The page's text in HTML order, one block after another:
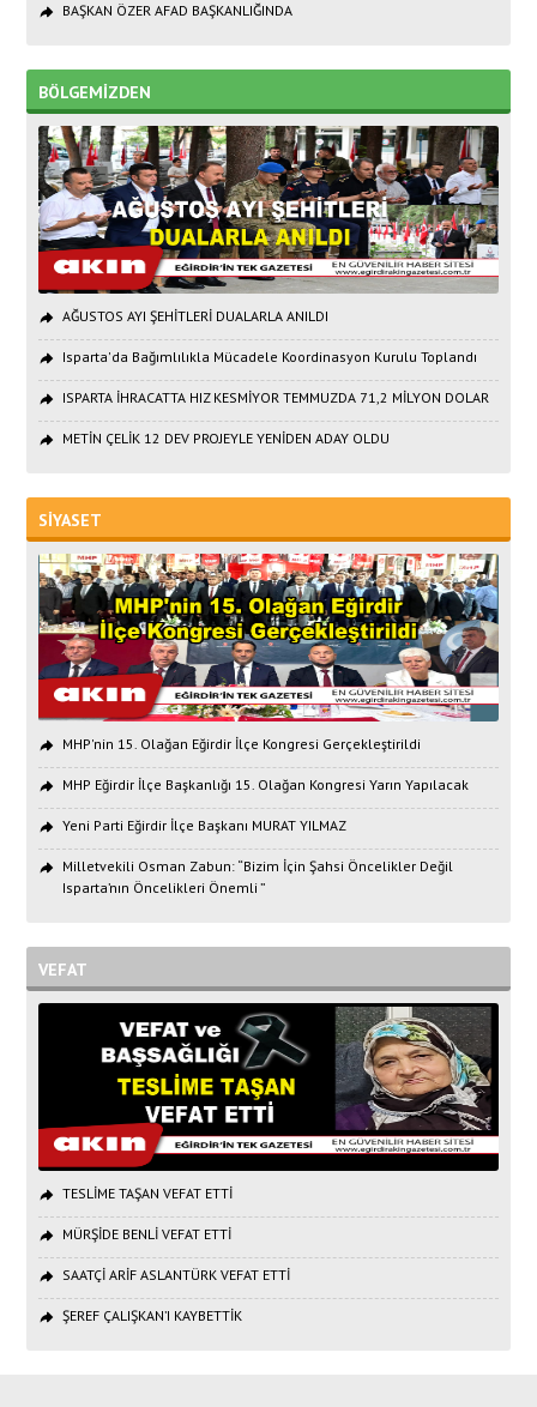
BAŞKAN ÖZER AFAD BAŞKANLIĞINDA
BÖLGEMİZDEN
AĞUSTOS AYI ŞEHİTLERİ DUALARLA ANILDI
Isparta'da Bağımlılıkla Mücadele Koordinasyon Kurulu Toplandı
ISPARTA İHRACATTA HIZ KESMİYOR TEMMUZDA 71,2 MİLYON DOLAR
METİN ÇELİK 12 DEV PROJEYLE YENİDEN ADAY OLDU
SİYASET
MHP'nin 15. Olağan Eğirdir İlçe Kongresi Gerçekleştirildi
MHP Eğirdir İlçe Başkanlığı 15. Olağan Kongresi Yarın Yapılacak
Yeni Parti Eğirdir İlçe Başkanı MURAT YILMAZ
Milletvekili Osman Zabun: “Bizim İçin Şahsi Öncelikler Değil
Isparta’nın Öncelikleri Önemli ”
VEFAT
TESLİME TAŞAN VEFAT ETTİ
MÜRŞİDE BENLİ VEFAT ETTİ
SAATÇİ ARİF ASLANTÜRK VEFAT ETTİ
ŞEREF ÇALIŞKAN’I KAYBETTİK